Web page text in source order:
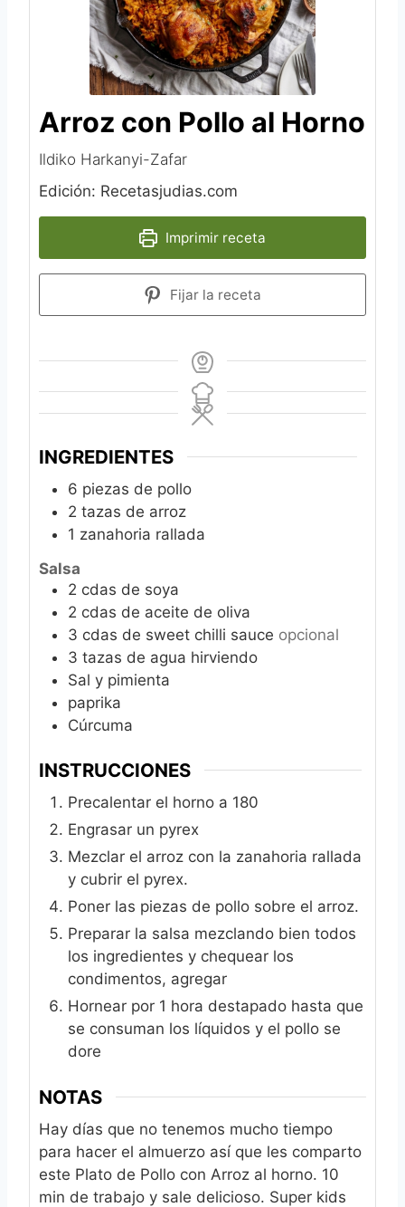
Arroz con Pollo al Horno
Ildiko Harkanyi-Zafar
Edición: Recetasjudias.com
Imprimir receta
Fijar la receta
INGREDIENTES
6 piezas de pollo
2 tazas de arroz
1 zanahoria rallada
Salsa
2 cdas de soya
2 cdas de aceite de oliva
3 cdas de sweet chilli sauce opcional
3 tazas de agua hirviendo
Sal y pimienta
paprika
Cúrcuma
INSTRUCCIONES
Precalentar el horno a 180
Engrasar un pyrex
Mezclar el arroz con la zanahoria rallada
y cubrir el pyrex.
Poner las piezas de pollo sobre el arroz.
Preparar la salsa mezclando bien todos
los ingredientes y chequear los
condimentos, agregar
Hornear por 1 hora destapado hasta que
se consuman los líquidos y el pollo se
dore
NOTAS
Hay días que no tenemos mucho tiempo
para hacer el almuerzo así que les comparto
este Plato de Pollo con Arroz al horno. 10
min de trabajo y sale delicioso. Super kids